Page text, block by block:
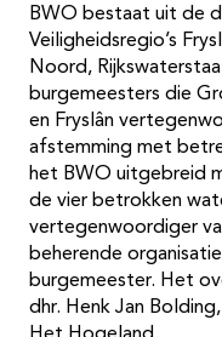
BWO bestaat uit de
Veiligheidsregio’s
Noord,
burgemeesters die
en Fryslân
afstemming met
het BWO uitgebreid
de vier betrokken
vertegenwoordiger
beherende
burgemeester. Het
dhr. Henk Jan